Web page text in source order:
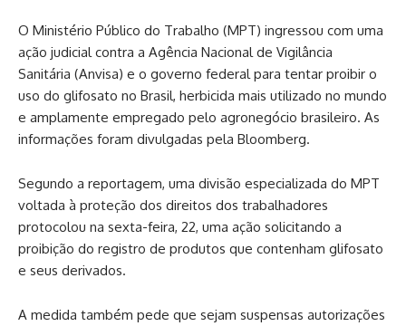
O Ministério Público do Trabalho (MPT) ingressou com uma
ação judicial contra a Agência Nacional de Vigilância
Sanitária (Anvisa) e o governo federal para tentar proibir o
uso do glifosato no Brasil, herbicida mais utilizado no mundo
e amplamente empregado pelo agronegócio brasileiro. As
informações foram divulgadas pela Bloomberg.
Segundo a reportagem, uma divisão especializada do MPT
voltada à proteção dos direitos dos trabalhadores
protocolou na sexta-feira, 22, uma ação solicitando a
proibição do registro de produtos que contenham glifosato
e seus derivados.
A medida também pede que sejam suspensas autorizações